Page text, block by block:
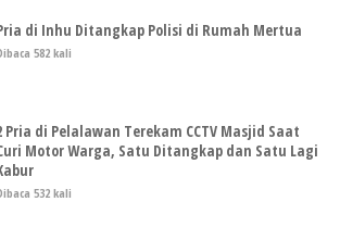
di Inhu Ditangkap Polisi di Rumah Mertua
582 kali
Pria di Pelalawan Terekam CCTV Masjid Saat
Motor Warga, Satu Ditangkap dan Satu Lagi
532 kali